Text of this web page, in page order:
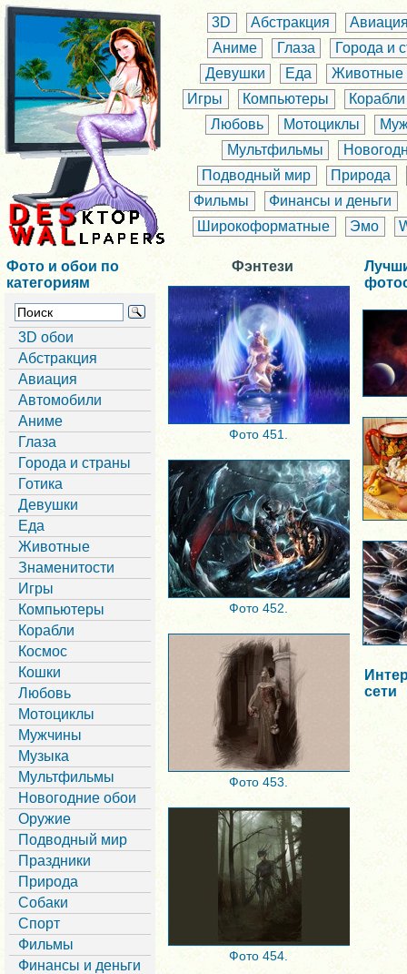
3D Абстракция
Аниме
Глаза
Города и
Девушки
Еда
Животные
Игры
Компьютеры
Корабли
Любовь
Мотоциклы
Мультфильмы
Подводный мир
Природа
Фильмы
Финансы и деньги
Широкоформатные
Эмо
Фото и обои по
категориям
3D обои
Абстракция
Авиация
Автомобили
Аниме
Глаза
Города и страны
Готика
Девушки
Еда
Животные
Знаменитости
Игры
Компьютеры
Корабли
Космос
Кошки
Любовь
Мотоциклы
Мужчины
Музыка
Мультфильмы
Новогодние обои
Оружие
Подводный мир
Праздники
Природа
Собаки
Спорт
Фильмы
Финансы и деньги
Фэнтези
Фото 451.
Фото 452.
Фото 453.
Фото 454.
сети